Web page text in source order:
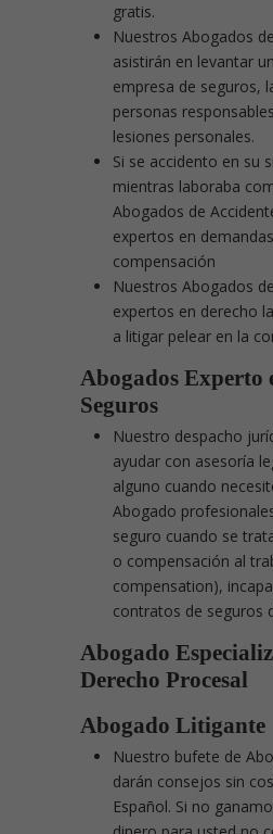
gratis.
Nuestros Abogados
asistirán en levantar
empresa de seguros,
personas
lesiones personales.
Si se accidento en su
mientras laboraba
Abogados de
expertos en
compensación
Nuestros Abogados
expertos en derecho
a litigar pelear en la
Abogados Experto
Seguros
Nuestro despacho
ayudar con asesoría
alguno cuando
Abogado
seguro cuando se
o compensación al
compensation),
contratos de seguros
Abogado
Derecho Procesal
Abogado Litigante
Nuestro bufete de
darán consejos sin
Español. Si no